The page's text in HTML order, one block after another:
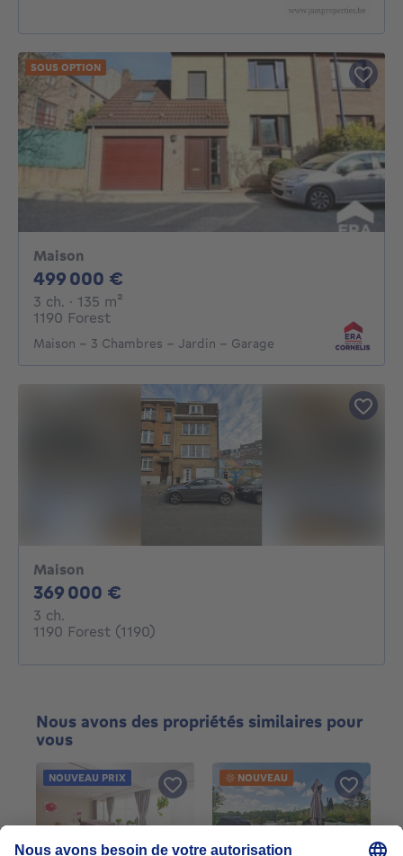
Maison
499 000 €
3 ch. 3 chambres
· 135 m²
1190 Forest
Maison - 3 Chambres - Jardin - Garage
SOUS OPTION
Maison
369 000 €
3 ch.
1190 Forest (1190)
Nous avons des propriétés similaires pour
vous
NOUVEAU PRIX NOUVEAU